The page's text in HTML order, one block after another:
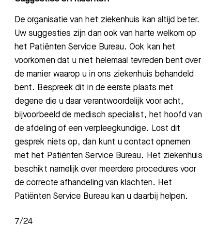
De organisatie van het ziekenhuis kan altijd beter.
Uw suggesties zijn dan ook van harte welkom op
het Patiënten Service Bureau. Ook kan het
voorkomen dat u niet helemaal tevreden bent over
de manier waarop u in ons ziekenhuis behandeld
bent. Bespreek dit in de eerste plaats met
degene die u daar verantwoordelijk voor acht,
bijvoorbeeld de medisch specialist, het hoofd van
de afdeling of een verpleegkundige. Lost dit
gesprek niets op, dan kunt u contact opnemen
met het Patiënten Service Bureau. Het ziekenhuis
beschikt namelijk over meerdere procedures voor
de correcte afhandeling van klachten. Het
Patiënten Service Bureau kan u daarbij helpen.
7/24